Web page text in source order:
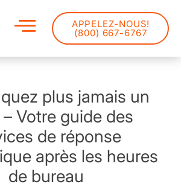
APPELEZ-NOUS!
(800) 667-6767
plus jamais un
Votre guide des
de réponse
après les heures
de bureau